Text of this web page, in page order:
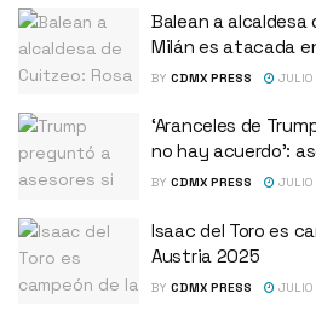
Balean a alcaldesa
Milán es atacada
BY CDMX PRESS JULIO
‘Aranceles de
no hay acuerdo’:
BY CDMX PRESS JULIO
Isaac del Toro es
Austria 2025
BY CDMX PRESS JULIO